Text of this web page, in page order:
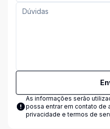
As informações serão
possa entrar em contato de
privacidade e termos de